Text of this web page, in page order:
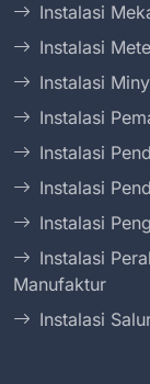
Instalasi
Instalasi
Instalasi
Instalasi
Instalasi
Instalasi
Instalasi
Instalasi
Manufaktur
Instalasi